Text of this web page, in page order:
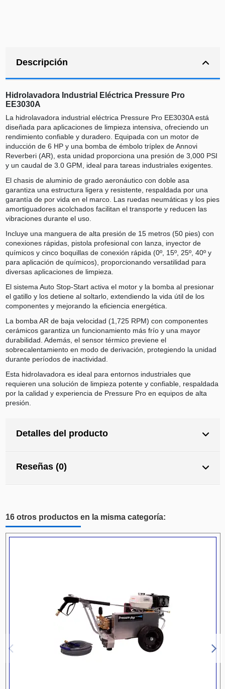
Descripción
Hidrolavadora Industrial Eléctrica Pressure Pro
EE3030A
La hidrolavadora industrial eléctrica Pressure Pro EE3030A está
diseñada para aplicaciones de limpieza intensiva, ofreciendo un
rendimiento confiable y duradero. Equipada con un motor de
inducción de 6 HP y una bomba de émbolo tríplex de Annovi
Reverberi (AR), esta unidad proporciona una presión de 3,000 PSI
y un caudal de 3.0 GPM, ideal para tareas industriales exigentes.
El chasis de aluminio de grado aeronáutico con doble asa
garantiza una estructura ligera y resistente, respaldada por una
garantía de por vida en el marco. Las ruedas neumáticas y los pies
amortiguadores acolchados facilitan el transporte y reducen las
vibraciones durante el uso.
Incluye una manguera de alta presión de 15 metros (50 pies) con
conexiones rápidas, pistola profesional con lanza, inyector de
químicos y cinco boquillas de conexión rápida (0º, 15º, 25º, 40º y
para aplicación de químicos), proporcionando versatilidad para
diversas aplicaciones de limpieza.
El sistema Auto Stop-Start activa el motor y la bomba al presionar
el gatillo y los detiene al soltarlo, extendiendo la vida útil de los
componentes y mejorando la eficiencia energética.
La bomba AR de baja velocidad (1,725 RPM) con componentes
cerámicos garantiza un funcionamiento más frío y una mayor
durabilidad. Además, el sensor térmico previene el
sobrecalentamiento en modo de derivación, protegiendo la unidad
durante períodos de inactividad.
Esta hidrolavadora es ideal para entornos industriales que
requieren una solución de limpieza potente y confiable, respaldada
por la calidad y experiencia de Pressure Pro en equipos de alta
presión.
Detalles del producto
Reseñas (0)
16 otros productos en la misma categoría: